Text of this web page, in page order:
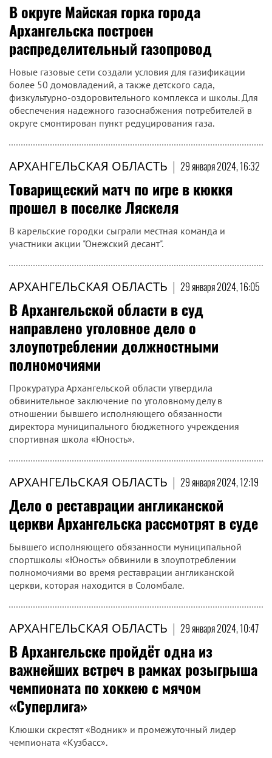
В округе Майская горка города
Архангельска построен
распределительный газопровод
Новые газовые сети создали условия для газификации
более 50 домовладений, а также детского сада,
физкультурно-оздоровительного комплекса и школы. Для
обеспечения надежного газоснабжения потребителей в
округе смонтирован пункт редуцирования газа.
АРХАНГЕЛЬСКАЯ ОБЛАСТЬ | 29 января 2024, 16:32
Товарищеский матч по игре в кюккя
прошел в поселке Ляскеля
В карельские городки сыграли местная команда и
участники акции "Онежский десант".
АРХАНГЕЛЬСКАЯ ОБЛАСТЬ | 29 января 2024, 16:05
В Архангельской области в суд
направлено уголовное дело о
злоупотреблении должностными
полномочиями
Прокуратура Архангельской области утвердила
обвинительное заключение по уголовному делу в
отношении бывшего исполняющего обязанности
директора муниципального бюджетного учреждения
спортивная школа «Юность».
АРХАНГЕЛЬСКАЯ ОБЛАСТЬ | 29 января 2024, 12:19
Дело о реставрации англиканской
церкви Архангельска рассмотрят в суде
Бывшего исполняющего обязанности муниципальной
спортшколы «Юность» обвинили в злоупотреблении
полномочиями во время реставрации англиканской
церкви, которая находится в Соломбале.
АРХАНГЕЛЬСКАЯ ОБЛАСТЬ | 29 января 2024, 10:47
В Архангельске пройдёт одна из
важнейших встреч в рамках розыгрыша
чемпионата по хоккею с мячом
«Суперлига»
Клюшки скрестят «Водник» и промежуточный лидер
чемпионата «Кузбасс».